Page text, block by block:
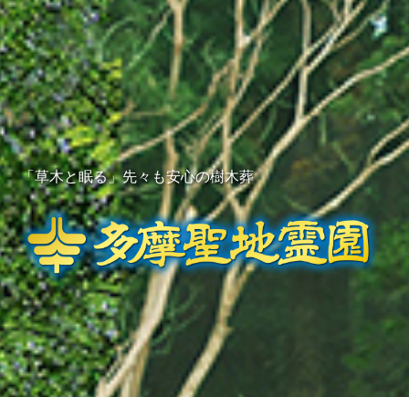
「草木と眠る」先々も安心の樹木葬